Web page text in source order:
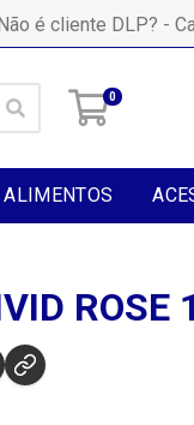
é cliente DLP? -
0
ALIMENTOS
ROSE